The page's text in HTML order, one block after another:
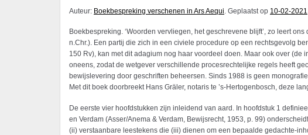
Auteur: Boekbespreking verschenen in Ars Aequi. Geplaatst op 10-02-2021
Boekbespreking. ‘Woorden vervliegen, het geschrevene blijft’, zo leert
n.Chr.). Een partij die zich in een civiele procedure op een rechtsgevolg
150 Rv), kan met dit adagium nog haar voordeel doen. Maar ook over (de
oneens, zodat de wetgever verschillende procesrechtelijke regels heeft
bewijslevering door geschriften beheersen. Sinds 1988 is geen
Met dit boek doorbreekt Hans Gräler, notaris te ’s-Hertogenbosch, deze
De eerste vier hoofdstukken zijn inleidend van aard. In hoofdstuk 1
en Verdam (Asser/Anema & Verdam, Bewijsrecht, 1953, p. 99)
(ii) verstaanbare leestekens die (iii) dienen om een bepaalde gedachte-